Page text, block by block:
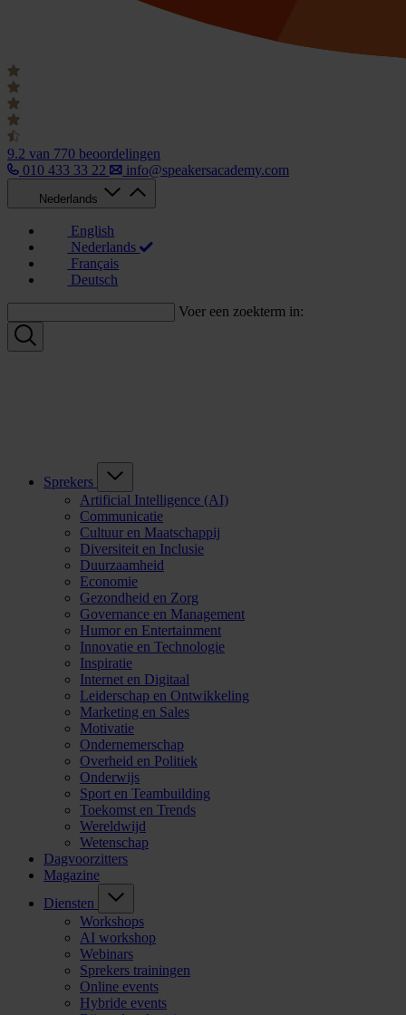
9.2 van 770 beoordelingen
010 433 33 22
info@speakersacademy.com
Nederlands
English
Nederlands
Français
Deutsch
Voer een zoekterm in:
Sprekers
Artificial Intelligence (AI)
Communicatie
Cultuur en Maatschappij
Diversiteit en Inclusie
Duurzaamheid
Economie
Gezondheid en Zorg
Governance en Management
Humor en Entertainment
Innovatie en Technologie
Inspiratie
Internet en Digitaal
Leiderschap en Ontwikkeling
Marketing en Sales
Motivatie
Ondernemerschap
Overheid en Politiek
Onderwijs
Sport en Teambuilding
Toekomst en Trends
Wereldwijd
Wetenschap
Dagvoorzitters
Magazine
Diensten
Workshops
AI workshop
Webinars
Sprekers trainingen
Online events
Hybride events